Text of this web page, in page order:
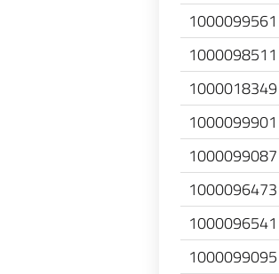
1000099561
1000098511
1000018349
1000099901
1000099087
1000096473
1000096541
1000099095